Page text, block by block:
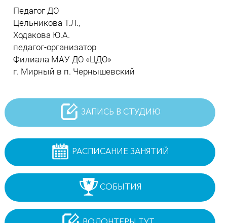
Педагог ДО
Цельникова Т.Л.,
Ходакова Ю.А.
педагог-организатор
Филиала МАУ ДО «ЦДО»
г. Мирный в п. Чернышевский
ЗАПИСЬ В СТУДИЮ
РАСПИСАНИЕ ЗАНЯТИЙ
СОБЫТИЯ